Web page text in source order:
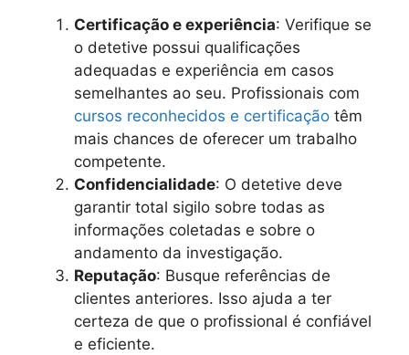
Certificação e experiência: Verifique se
o detetive possui qualificações
adequadas e experiência em casos
semelhantes ao seu. Profissionais com
cursos reconhecidos e certificação têm
mais chances de oferecer um trabalho
competente.
Confidencialidade: O detetive deve
garantir total sigilo sobre todas as
informações coletadas e sobre o
andamento da investigação.
Reputação: Busque referências de
clientes anteriores. Isso ajuda a ter
certeza de que o profissional é confiável
e eficiente.